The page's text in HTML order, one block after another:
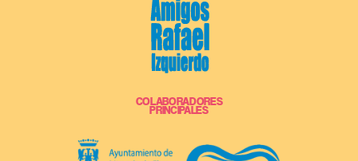
COLABORADORES
PRINCIPALES